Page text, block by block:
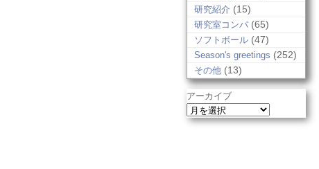
研究紹介 (15)
研究室コンパ (65)
ソフトボール (47)
Season's greetings (252)
その他 (13)
アーカイブ